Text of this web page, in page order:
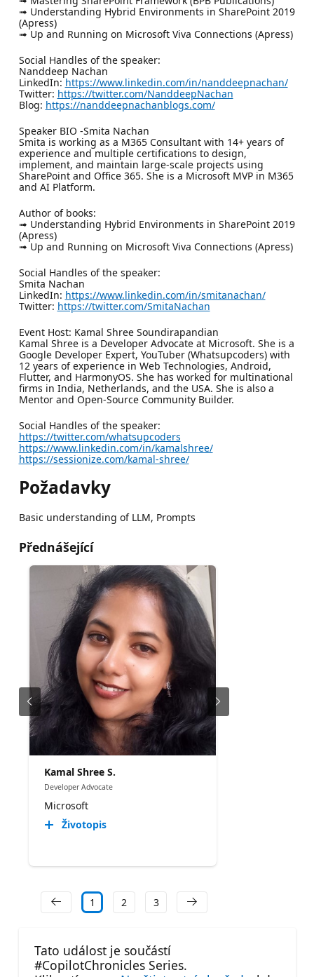
➟ Understanding Hybrid Environments in SharePoint 2019
(Apress)
➟ Up and Running on Microsoft Viva Connections (Apress)
Social Handles of the speaker:
Nanddeep Nachan
LinkedIn:https://www.linkedin.com/in/nanddeepnachan/
Twitter: https://twitter.com/NanddeepNachan
Blog: https://nanddeepnachanblogs.com/
Speaker BIO -Smita Nachan
Smita is working as a M365 Consultant with 14+ years of
experience and multiple certifications to design,
implement, and maintain large-scale projects using
SharePoint and Office 365. She is a Microsoft MVP in M365
and AI Platform.
Author of books:
➟ Understanding Hybrid Environments in SharePoint 2019
(Apress)
➟ Up and Running on Microsoft Viva Connections (Apress)
Social Handles of the speaker:
Smita Nachan
LinkedIn: https://www.linkedin.com/in/smitanachan/
Twitter: https://twitter.com/SmitaNachan
Event Host: Kamal Shree Soundirapandian
Kamal Shree is a Developer Advocate at Microsoft. She is a
Google Developer Expert, YouTuber (Whatsupcoders) with
12 years of experience in Web Technologies, Android,
Flutter, and HarmonyOS. She has worked for multinational
firms in India, Netherlands, and the USA. She is also a
Mentor and Open-Source Community Builder.
Social Handles of the speaker:
https://twitter.com/whatsupcoders
https://www.linkedin.com/in/kamalshree/
https://sessionize.com/kamal-shree/
Požadavky
Basic understanding of LLM, Prompts
Přednášející
Kamal Shree S.
Developer Advocate
Microsoft
Životopis
1 2 3
Tato událost je součástí
#CopilotChronicles Series.